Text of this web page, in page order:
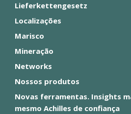
Lieferkettengesetz
Localizações
Marisco
Mineração
Networks
Nossos produtos
Novas ferramentas. Insights
mesmo Achilles de confiança